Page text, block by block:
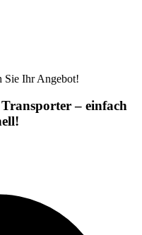
Sie Ihr Angebot!
– einfach